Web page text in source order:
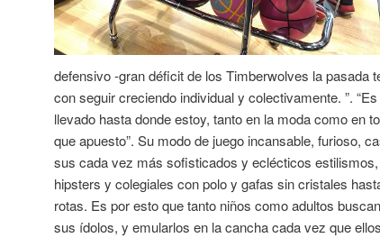
defensivo -gran déficit de los Timberwolves la pasada
con seguir creciendo individual y colectivamente. ”.
llevado hasta donde estoy, tanto en la moda como en
que apuesto”. Su modo de juego incansable, furioso,
sus cada vez más sofisticados y eclécticos
hipsters y colegiales con polo y gafas sin cristales
rotas. Es por esto que tanto niños como adultos
sus ídolos, y emularlos en la cancha cada vez que